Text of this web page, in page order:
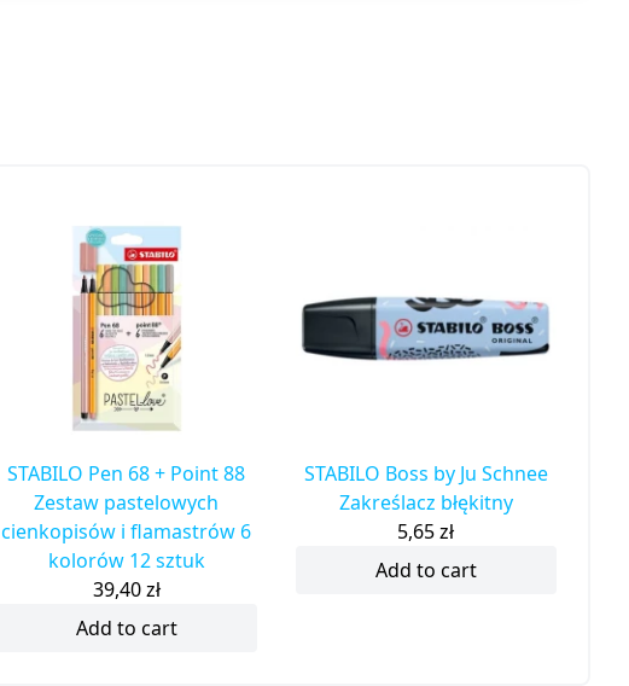
STABILO Pen 68 + Point 88
Zestaw pastelowych
cienkopisów i flamastrów 6
kolorów 12 sztuk
39,40zł
Add to cart
STABILO Boss by Ju Schnee
Zakreślacz błękitny
5,65zł
Add to cart